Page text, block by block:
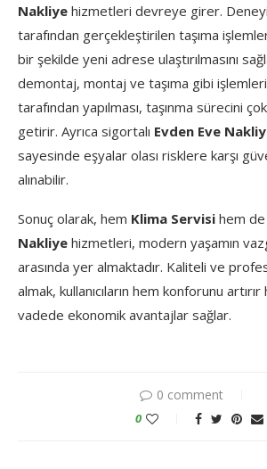
Nakliye hizmetleri devreye girer.
tarafından gerçekleştirilen taşıma
bir şekilde yeni adrese ulaştırılmasını
demontaj, montaj ve taşıma gibi
tarafından yapılması, taşınma sürecini
getirir. Ayrıca sigortalı Evden Eve
sayesinde eşyalar olası risklere karşı
alınabilir.
Sonuç olarak, hem Klima Servisi hem de
Nakliye hizmetleri, modern yaşamın
arasında yer almaktadır. Kaliteli ve
almak, kullanıcıların hem konforunu
vadede ekonomik avantajlar sağlar.
0 comment
0